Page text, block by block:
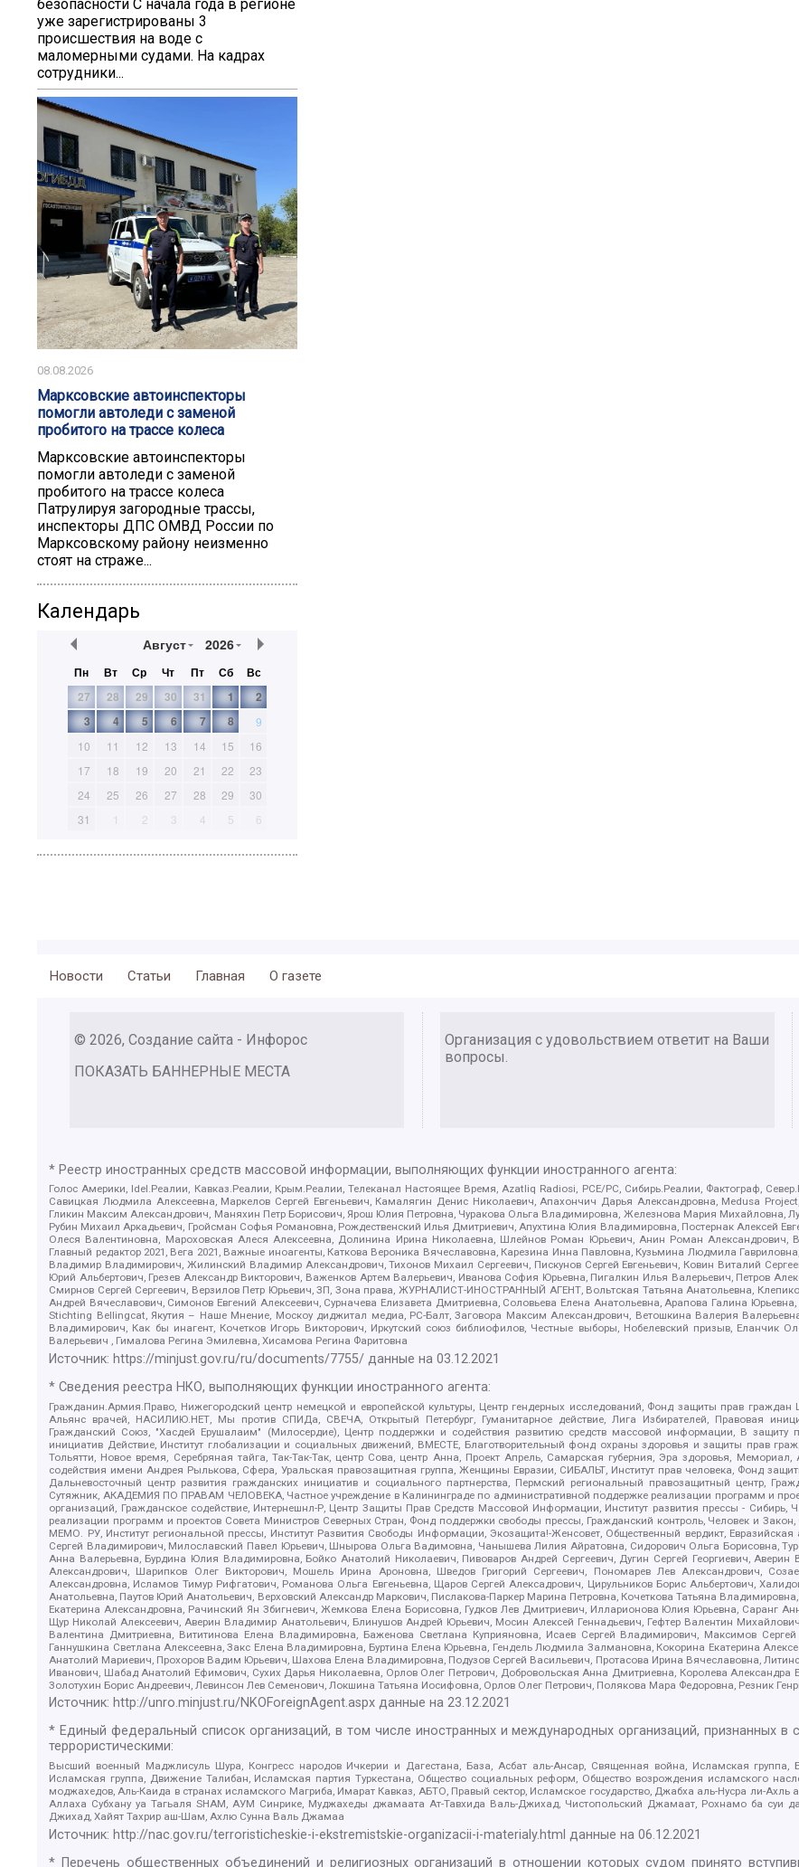
безопасности С начала года в регионе
уже зарегистрированы 3
происшествия на воде с
маломерными судами. На кадрах
сотрудники...
08.08.2026
Марксовские автоинспекторы
помогли автоледи с заменой
пробитого на трассе колеса
Марксовские автоинспекторы
помогли автоледи с заменой
пробитого на трассе колеса
Патрулируя загородные трассы,
инспекторы ДПС ОМВД России по
Марксовскому району неизменно
стоят на страже...
Календарь
Август 2026
Пн Вт Ср Чт Пт Сб
Вс
27
28 29 30 31 1
2
3
4 5 6 7 8
9
10
11 12 13 14 15
16
17
18 19 20 21 22
23
24
25 26 27 28 29
30
31
1 2 3 4 5 6
Новости Статьи Главная О газете
© 2026, Создание сайта - Инфорос
ПОКАЗАТЬ БАННЕРНЫЕ МЕСТА
Организация с удовольствием ответит на Ваши
вопросы.
* Реестр иностранных средств массовой информации, выполняющих функции иностранного агента:
Голос Америки, Idel.Реалии, Кавказ.Реалии, Крым.Реалии, Телеканал Настоящее Время, Azatliq Radiosi, PCE/PC, Сибирь.Реалии, Фактограф,
Савицкая Людмила Алексеевна, Маркелов Сергей Евгеньевич, Камалягин Денис Николаевич, Апахончич Дарья Александровна, Medusa
Гликин Максим Александрович, Маняхин Петр Борисович, Ярош Юлия Петровна, Чуракова Ольга Владимировна, Железнова Мария Михайловна,
Рубин Михаил Аркадьевич, Гройсман Софья Романовна, Рождественский Илья Дмитриевич, Апухтина Юлия Владимировна, Постернак Алексей
Олеся Валентиновна, Мароховская Алеся Алексеевна, Долинина Ирина Николаевна, Шлейнов Роман Юрьевич, Анин Роман Александрович,
Главный редактор 2021, Вега 2021, Важные иноагенты, Каткова Вероника Вячеславовна, Карезина Инна Павловна, Кузьмина Людмила
Владимир Владимирович, Жилинский Владимир Александрович, Тихонов Михаил Сергеевич, Пискунов Сергей Евгеньевич, Ковин Виталий
Юрий Альбертович, Грезев Александр Викторович, Важенков Артем Валерьевич, Иванова София Юрьевна, Пигалкин Илья Валерьевич, Петров
Смирнов Сергей Сергеевич, Верзилов Петр Юрьевич, ЗП, Зона права, ЖУРНАЛИСТ-ИНОСТРАННЫЙ АГЕНТ, Вольтская Татьяна Анатольевна,
Андрей Вячеславович, Симонов Евгений Алексеевич, Сурначева Елизавета Дмитриевна, Соловьева Елена Анатольевна, Арапова Галина
Stichting Bellingcat, Якутия – Наше Мнение, Москоу диджитал медиа, РС-Балт, Заговора Максим Александрович, Ветошкина Валерия
Владимирович, Как бы инагент, Кочетков Игорь Викторович, Иркутский союз библиофилов, Честные выборы, Нобелевский призыв, Еланчик
Валерьевич , Гималова Регина Эмилевна, Хисамова Регина Фаритовна
Источник: https://minjust.gov.ru/ru/documents/7755/ данные на03.12.2021
* Сведения реестра НКО, выполняющих функции иностранного агента:
Гражданин.Армия.Право, Нижегородский центр немецкой и европейской культуры, Центр гендерных исследований, Фонд защиты прав граждан
Альянс врачей, НАСИЛИЮ.НЕТ, Мы против СПИДа, СВЕЧА, Открытый Петербург, Гуманитарное действие, Лига Избирателей, Правовая
Гражданский Союз, "Хасдей Ерушалаим" (Милосердие), Центр поддержки и содействия развитию средств массовой информации, В
инициатив Действие, Институт глобализации и социальных движений, ВМЕСТЕ, Благотворительный фонд охраны здоровья и защиты прав
Тольятти, Новое время, Серебряная тайга, Так-Так-Так, центр Сова, центр Анна, Проект Апрель, Самарская губерния, Эра здоровья,
содействия имени Андрея Рылькова, Сфера, Уральская правозащитная группа, Женщины Евразии, СИБАЛЬТ, Институт прав человека, Фонд
Дальневосточный центр развития гражданских инициатив и социального партнерства, Пермский региональный правозащитный центр,
Сутяжник, АКАДЕМИЯ ПО ПРАВАМ ЧЕЛОВЕКА, Частное учреждение в Калининграде по административной поддержке реализации программ и
организаций, Гражданское содействие, Интернешнл-Р, Центр Защиты Прав Средств Массовой Информации, Институт развития прессы - Сибирь,
реализации программ и проектов Совета Министров Северных Стран, Фонд поддержки свободы прессы, Гражданский контроль, Человек и
МЕМО. РУ, Институт региональной прессы, Институт Развития Свободы Информации, Экозащита!-Женсовет, Общественный вердикт,
Сергей Владимирович, Милославский Павел Юрьевич, Шнырова Ольга Вадимовна, Чанышева Лилия Айратовна, Сидорович Ольга Борисовна,
Анна Валерьевна, Бурдина Юлия Владимировна, Бойко Анатолий Николаевич, Пивоваров Андрей Сергеевич, Дугин Сергей Георгиевич,
Александрович, Шарипков Олег Викторович, Мошель Ирина Ароновна, Шведов Григорий Сергеевич, Пономарев Лев Александрович,
Александровна, Исламов Тимур Рифгатович, Романова Ольга Евгеньевна, Щаров Сергей Алексадрович, Цирульников Борис Альбертович,
Анатольевна, Паутов Юрий Анатольевич, Верховский Александр Маркович, Пислакова-Паркер Марина Петровна, Кочеткова Татьяна
Екатерина Александровна, Рачинский Ян Збигневич, Жемкова Елена Борисовна, Гудков Лев Дмитриевич, Илларионова Юлия Юрьевна, Саранг
Щур Николай Алексеевич, Аверин Владимир Анатольевич, Блинушов Андрей Юрьевич, Мосин Алексей Геннадьевич, Гефтер Валентин
Валентина Дмитриевна, Вититинова Елена Владимировна, Баженова Светлана Куприяновна, Исаев Сергей Владимирович, Максимов
Ганнушкина Светлана Алексеевна, Закс Елена Владимировна, Буртина Елена Юрьевна, Гендель Людмила Залмановна, Кокорина Екатерина
Анатолий Мариевич, Прохоров Вадим Юрьевич, Шахова Елена Владимировна, Подузов Сергей Васильевич, Протасова Ирина Вячеславовна,
Иванович, Шабад Анатолий Ефимович, Сухих Дарья Николаевна, Орлов Олег Петрович, Добровольская Анна Дмитриевна, Королева
Золотухин Борис Андреевич, Левинсон Лев Семенович, Локшина Татьяна Иосифовна, Орлов Олег Петрович, Полякова Мара Федоровна, Резник
Источник: http://unro.minjust.ru/NKOForeignAgent.aspx данные на23.12.2021
* Единый федеральный список организаций, в том числе иностранных и международных организаций, признанных в
террористическими:
Высший военный Маджлисуль Шура, Конгресс народов Ичкерии и Дагестана, База, Асбат аль-Ансар, Священная война, Исламская группа,
Исламская группа, Движение Талибан, Исламская партия Туркестана, Общество социальных реформ, Общество возрождения исламского
моджахедов, Аль-Каида в странах исламского Магриба, Имарат Кавказ, АБТО, Правый сектор, Исламское государство, Джабха аль-Нусра ли-
Аллаха Субхану уа Тагьаля SHAM, АУМ Синрике, Муджахеды джамаата Ат-Тавхида Валь-Джихад, Чистопольский Джамаат, Рохнамо ба суи
Джихад, Хайят Тахрир аш-Шам, Ахлю Сунна Валь Джамаа
Источник: http://nac.gov.ru/terroristicheskie-i-ekstremistskie-organizacii-i-materialy.html данные на06.12.2021
* Перечень общественных объединений и религиозных организаций в отношении которых судом принято